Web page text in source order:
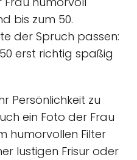
bis zum 50.
der Spruch passen:
erst richtig spaßig
Persönlichkeit zu
ein Foto der Frau
humorvollen Filter
lustigen Frisur oder